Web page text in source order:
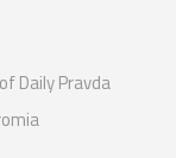
Daily Pravda